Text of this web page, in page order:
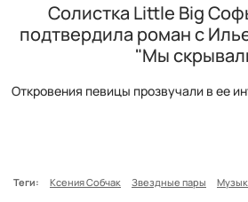
Солистка Little Big
подтвердила роман с
"Мы
Откровения певицы прозвучали в ее
Теги:
Ксения Собчак Звездные пары